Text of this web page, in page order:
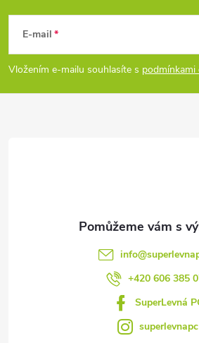
p
E-mail
Vložením e-mailu souhlasíte s
info@
+420 606 385
SuperLevná
superlevnapc